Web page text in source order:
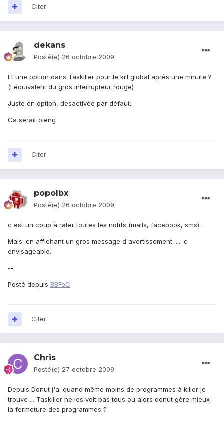
Citer
dekans
Posté(e) 26 octobre 2009
Et une option dans Taskiller pour le kill global après une minute ?
(l'équivalent du gros interrupteur rouge)
Juste en option, desactivée par défaut.
Ca serait bieng
Citer
popolbx
Posté(e) 26 octobre 2009
c est un coup à rater toutes les notifs (mails, facebook, sms).
Mais. en affichant un gros message d avertissement ..... c
envisageable.
--
Posté depuis BBFoC
Citer
Chris
Posté(e) 27 octobre 2009
Depuis Donut j'ai quand même moins de programmes à killer je
trouve ... Taskiller ne les voit pas tous ou alors donut gère mieux
la fermeture des programmes ?